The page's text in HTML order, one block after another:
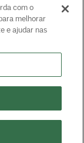
Muaccad Gama
com o
melhorar
e ajudar nas